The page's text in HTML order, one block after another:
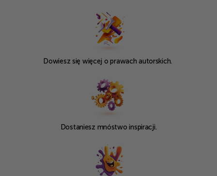
Dowiesz się więcej o prawach autorskich.
Dostaniesz mnóstwo inspiracji.